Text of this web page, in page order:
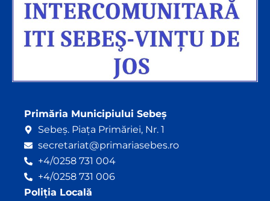
Primăria Municipiului Sebeș
Sebeș. Piața Primăriei, Nr. 1
secretariat@primariasebes.ro
+4/0258 731 004
+4/0258 731 006
Poliția Locală